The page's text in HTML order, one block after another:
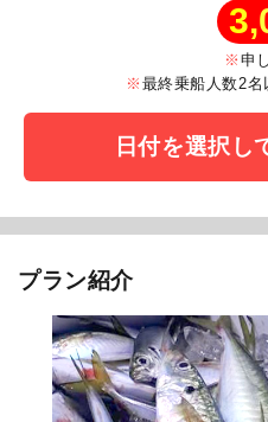
申
最終乗船人数2名
日付を選択し
プラン紹介